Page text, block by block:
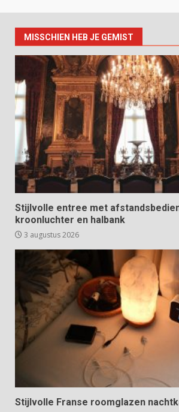
MISSCHIEN HEB JE GEMIST
Stijlvolle entree met
kroonluchter en halbank
3 augustus 2026
Stijlvolle Franse roomglazen